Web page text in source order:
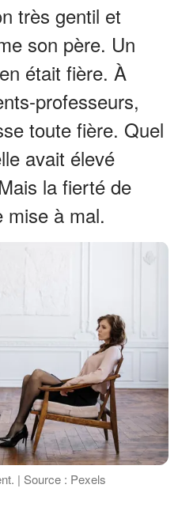
très gentil et
son père. Un
était fière. À
professeurs,
toute fière. Quel
avait élevé
la fierté de
mise à mal.
| Source : Pexels